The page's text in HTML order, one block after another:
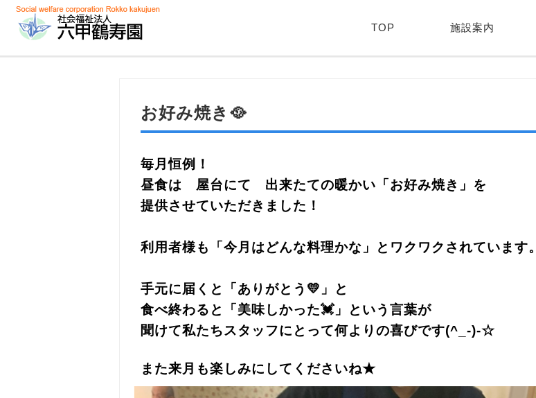
TOP 施設案内
お好み焼き🥘
毎月恒例！
昼食は 屋台にて 出来たての暖かい「お好み焼き」を
提供させていただきました！
利用者様も「今月はどんな料理かな」とワクワクされています。
手元に届くと「ありがとう💛」と
食べ終わると「美味しかった💓」という言葉が
聞けて私たちスタッフにとって何よりの喜びです(^_-)-☆
また来月も楽しみにしてくださいね★